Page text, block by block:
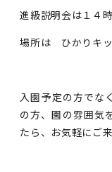
進級説明会は１４
場所は ひかりキ
入園予定の方でな
の方、園の雰囲気
たら、お気軽にご